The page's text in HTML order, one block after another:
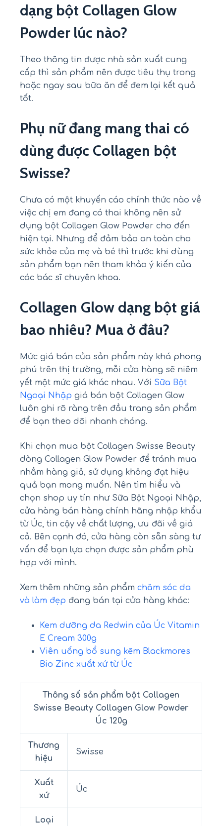
dạng bột Collagen Glow
Powder lúc nào?
Theo thông tin được nhà sản xuất cung
cấp thì sản phẩm nên được tiêu thụ trong
hoặc ngay sau bữa ăn để đem lại kết quả
tốt.
Phụ nữ đang mang thai có
dùng được Collagen bột
Swisse?
Chưa có một khuyến cáo chính thức nào về
việc chị em đang có thai không nên sử
dụng bột Collagen Glow Powder cho đến
hiện tại. Nhưng để đảm bảo an toàn cho
sức khỏe của mẹ và bé thì trước khi dùng
sản phẩm bạn nên tham khảo ý kiến của
các bác sĩ chuyên khoa.
Collagen Glow dạng bột giá
bao nhiêu? Mua ở đâu?
Mức giá bán của sản phẩm này khá phong
phú trên thị trường, mỗi cửa hàng sẽ niêm
yết một mức giá khác nhau. Với Sữa Bột
Ngoại Nhập giá bán bột Collagen Glow
luôn ghi rõ ràng trên đầu trang sản phẩm
để bạn theo dõi nhanh chóng.
Khi chọn mua bột Collagen Swisse Beauty
dòng Collagen Glow Powder để tránh mua
nhầm hàng giả, sử dụng không đạt hiệu
quả bạn mong muốn. Nên tìm hiểu và
chọn shop uy tín như Sữa Bột Ngoại Nhập,
cửa hàng bán hàng chính hãng nhập khẩu
từ Úc, tin cậy về chất lượng, ưu đãi về giá
cả. Bên cạnh đó, cửa hàng còn sẵn sàng tư
vấn để bạn lựa chọn được sản phẩm phù
hợp với mình.
Xem thêm những sản phẩm chăm sóc da
và làm đẹp đang bán tại cửa hàng khác:
Kem dưỡng da Redwin của Úc Vitamin
E Cream 300g
Viên uống bổ sung kẽm Blackmores
Bio Zinc xuất xứ từ Úc
Thông số sản phẩm bột Collagen
Swisse Beauty Collagen Glow Powder
Úc 120g
Thương
hiệu
Swisse
Xuất
xứ
Úc
Loại